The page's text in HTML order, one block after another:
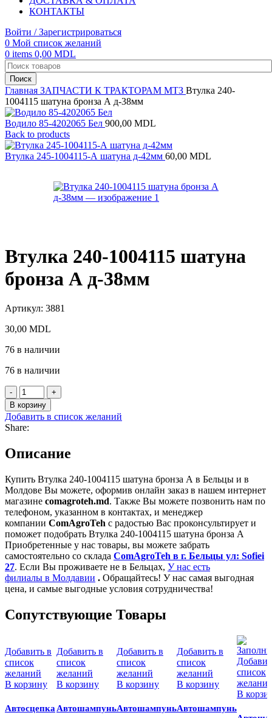
КОНТАКТЫ
Войти / Зарегистрироваться
0 Мой список желаний
0 items 0,00 MDL
Поиск
Главная ЗАПЧАСТИ К ТРАКТОРАМ МТЗ Втулка 240-
1004115 шатуна бронза А д-38мм
Водило 85-4202065 Бел 900,00 MDL
Back to products
Втулка 245-1004115-А шатуна д-42мм 60,00 MDL
Втулка 240-1004115 шатуна
бронза А д-38мм
Артикул: 3881
30,00 MDL
76 в наличии
76 в наличии
Количество
товара
Втулка
240-
1004115
бронза
д-38мм
В корзину
Добавить в список желаний
Share:
Описание
Купить Втулка 240-1004115 шатуна бронза А в Бельцы и в
Молдове Вы можете, оформив онлайн заказ в нашем интернет
магазине comagroteh.md. Также Вы можете позвонить нам по
телефоном, указанном в контактах, и менеджер
компании ComAgroTeh с радостью Вас проконсультирует и
поможет подобрать Втулка 240-1004115 шатуна бронза А
Приобретенные у нас товары, вы можете забрать
самостоятельно со склада ComAgroTeh в г. Бельцы ул: Sofiei
27. Если Вы проживаете не в Бельцах, У нас есть
филиалы в Молдавии . Обращайтесь! У нас самая выгодная
цена, и самые выгодные условия сотрудничества!
Сопутствующие Товары
Добавить в
список
желаний
В корзину
Автосцепка
Добавить в
список
желаний
В корзину
Автошампунь
Добавить в
список
желаний
В корзину
Автошампунь
Добавить в
список
желаний
В корзину
Автошампунь
список
В